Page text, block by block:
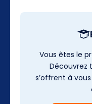
Vous êtes le
Découvrez
s’offrent à